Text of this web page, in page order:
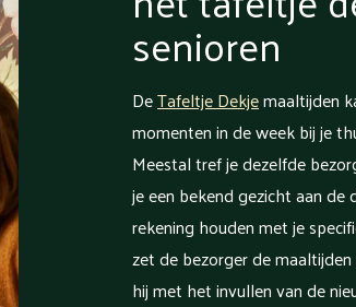
senioren
DeTafeltje Dekjemaaltijden
momenten in de week bij je
Meestal tref je dezelfde
je een bekend gezicht aan de
rekening houden met je
zet de bezorger de
hij met het invullen van de